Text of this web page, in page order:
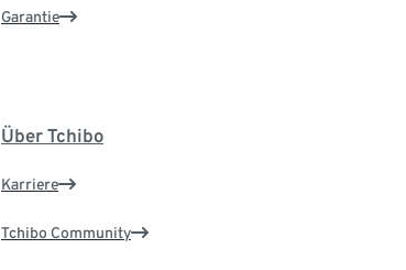
Garantie
Über Tchibo
Karriere
Tchibo Community